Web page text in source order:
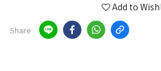
Add to
Share